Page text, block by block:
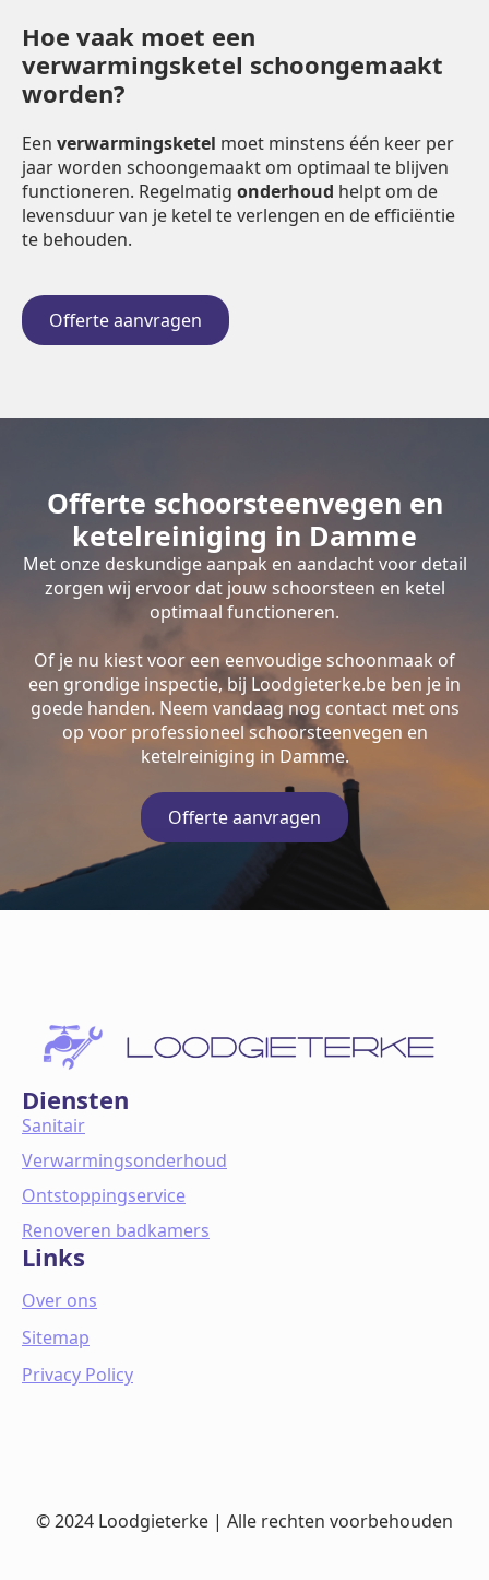
Hoe vaak moet een
verwarmingsketel schoongemaakt
worden?
Een verwarmingsketel moet minstens één keer per
jaar worden schoongemaakt om optimaal te blijven
functioneren. Regelmatig onderhoud helpt om de
levensduur van je ketel te verlengen en de efficiëntie
te behouden.
Offerte aanvragen
Offerte schoorsteenvegen en
ketelreiniging in Damme
Met onze deskundige aanpak en aandacht voor detail
zorgen wij ervoor dat jouw schoorsteen en ketel
optimaal functioneren.
Of je nu kiest voor een eenvoudige schoonmaak of
een grondige inspectie, bij Loodgieterke.be ben je in
goede handen. Neem vandaag nog contact met ons
op voor professioneel schoorsteenvegen en
ketelreiniging in Damme.
Offerte aanvragen
Diensten
Sanitair
Verwarmingsonderhoud
Ontstoppingservice
Renoveren badkamers
Links
Over ons
Sitemap
Privacy Policy
© 2024 Loodgieterke | Alle rechten voorbehouden